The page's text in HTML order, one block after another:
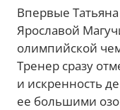
Впервые
Ярославой
олимпийской
Тренер сразу
и искренность
ее большими